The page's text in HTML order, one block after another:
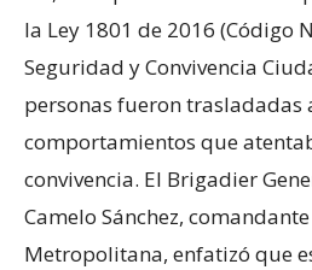
la Ley 1801 de 2016 (Código
Seguridad y Convivencia
personas fueron trasladadas
comportamientos que
convivencia. El Brigadier
Camelo Sánchez,
Metropolitana, enfatizó que